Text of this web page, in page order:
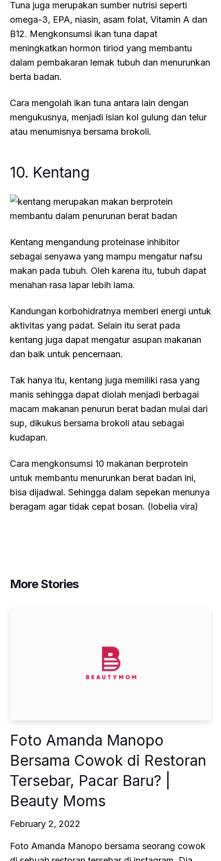
Tuna juga merupakan sumber nutrisi seperti
omega-3, EPA, niasin, asam folat, Vitamin A dan
B12. Mengkonsumsi ikan tuna dapat
meningkatkan hormon tiriod yang membantu
dalam pembakaran lemak tubuh dan menurunkan
berta badan.
Cara mengolah ikan tuna antara lain dengan
mengukusnya, menjadi isian kol gulung dan telur
atau menumisnya bersama brokoli.
10. Kentang
Kentang mengandung proteinase inhibitor
sebagai senyawa yang mampu mengatur nafsu
makan pada tubuh. Oleh karena itu, tubuh dapat
menahan rasa lapar lebih lama.
Kandungan korbohidratnya memberi energi untuk
aktivitas yang padat. Selain itu serat pada
kentang juga dapat mengatur asupan makanan
dan baik untuk pencernaan.
Tak hanya itu, kentang juga memiliki rasa yang
manis sehingga dapat diolah menjadi berbagai
macam makanan penurun berat badan mulai dari
sup, dikukus bersama brokoli atau sebagai
kudapan.
Cara mengkonsumsi 10 makanan berprotein
untuk membantu menurunkan berat badan ini,
bisa dijadwal. Sehingga dalam sepekan menunya
beragam agar tidak cepat bosan. (lobelia vira)
More Stories
Foto Amanda Manopo
Bersama Cowok di Restoran
Tersebar, Pacar Baru? |
Beauty Moms
February 2, 2022
Foto Amanda Manopo bersama seorang cowok